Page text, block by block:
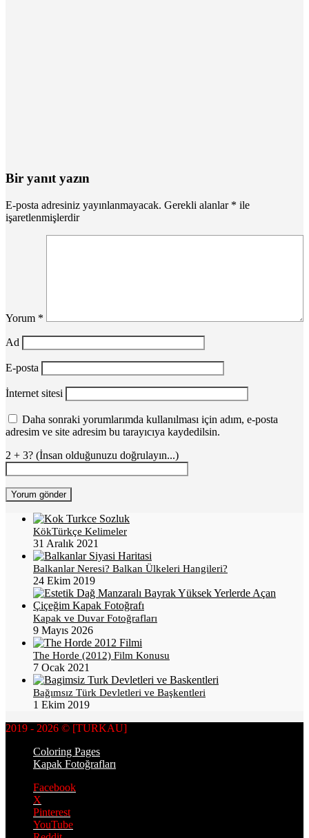
Bir yanıt yazın
E-posta adresiniz yayınlanmayacak. Gerekli alanlar * ile
işaretlenmişlerdir
Yorum *
Ad
E-posta
İnternet sitesi
Daha sonraki yorumlarımda kullanılması için adım, e-posta
adresim ve site adresim bu tarayıcıya kaydedilsin.
2 + 3? (İnsan olduğunuzu doğrulayın...)
KökTürkçe Kelimeler
31 Aralık 2021
Balkanlar Neresi? Balkan Ülkeleri Hangileri?
24 Ekim 2019
Kapak ve Duvar Fotoğrafları
9 Mayıs 2026
The Horde (2012) Film Konusu
7 Ocak 2021
Bağımsız Türk Devletleri ve Başkentleri
1 Ekim 2019
2019 - 2026 © [TURKAU]
Coloring Pages
Kapak Fotoğrafları
Facebook
X
Pinterest
YouTube